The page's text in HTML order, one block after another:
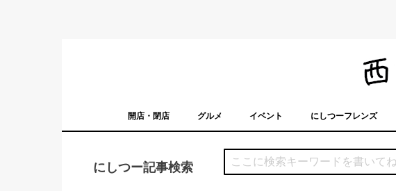
開店・閉店 グルメ イベント にしつーフレンズ
にしつー記事検索